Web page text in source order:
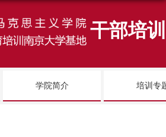
干部培
学院简介 培训专